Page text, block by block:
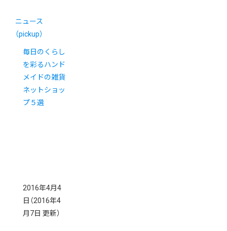
ニュース
（pickup）
毎日のくらし
を彩るハンド
メイドの雑貨
ネットショッ
プ５選
2016年4月4
日 （2016年4
月7日 更新）